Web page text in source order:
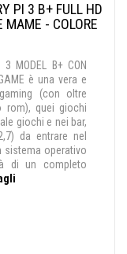
PI 3 B+ FULL HD
MAME - COLORE
3 MODEL B+ CON
è una vera e
(con oltre
rom), quei giochi
giochi e nei bar,
da entrare nel
sistema operativo
di un completo